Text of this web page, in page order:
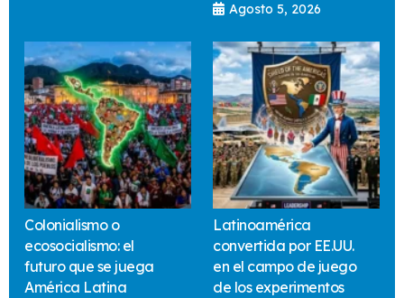
Agosto 5, 2026
Colonialismo o
ecosocialismo: el
futuro que se juega
América Latina
Latinoamérica
convertida por EE.UU.
en el campo de juego
de los experimentos